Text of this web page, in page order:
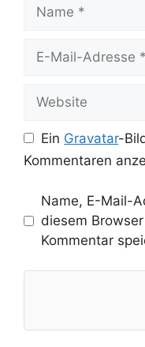
Website
Ein Gravatar-
Kommentaren
Name, E-Mail-
diesem
Kommentar